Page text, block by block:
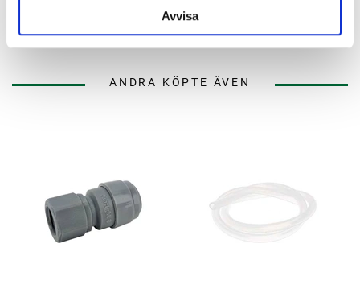
Avvisa
ANDRA KÖPTE ÄVEN